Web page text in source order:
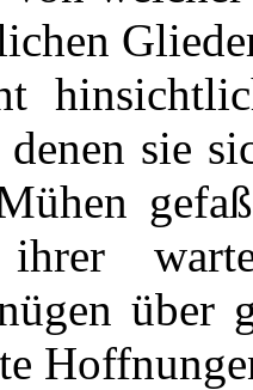
denen sie
ihrer
über